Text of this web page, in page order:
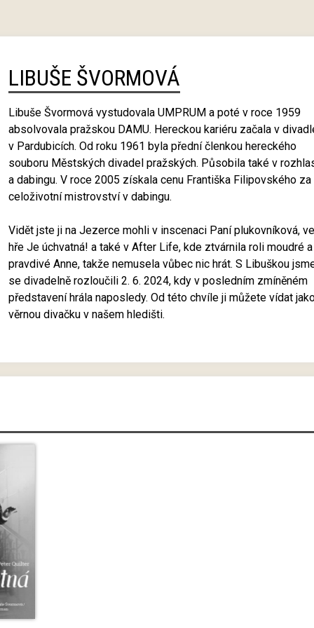
LIBUŠE ŠVORMOVÁ
Libuše Švormová vystudovala UMPRUM a poté v roce 1959
absolvovala pražskou DAMU. Hereckou kariéru začala v
v Pardubicích. Od roku 1961 byla přední členkou hereckého
souboru Městských divadel pražských. Působila také v
a dabingu. V roce 2005 získala cenu Františka Filipovského za
celoživotní mistrovství v dabingu.
Vidět jste ji na Jezerce mohli v inscenaci Paní plukovníková, ve
hře Je úchvatná! a také v After Life, kde ztvárnila roli moudré a
pravdivé Anne, takže nemusela vůbec nic hrát. S Libuškou
se divadelně rozloučili 2. 6. 2024, kdy v posledním zmíněném
představení hrála naposledy. Od této chvíle ji můžete vídat
věrnou divačku v našem hledišti.